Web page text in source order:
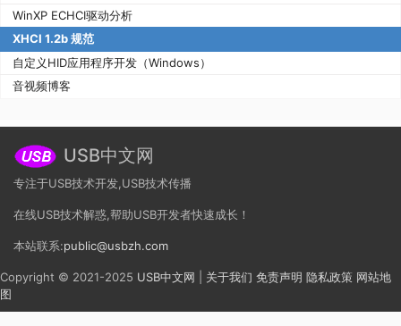
WinXP ECHCI驱动分析
XHCI 1.2b 规范
自定义HID应用程序开发（Windows）
音视频博客
USB中文网
专注于USB技术开发,USB技术传播
在线USB技术解惑,帮助USB开发者快速成长！
本站联系:public@usbzh.com
Copyright © 2021-2025 USB中文网 关于我们 免责声明 隐私政策 网站地
图